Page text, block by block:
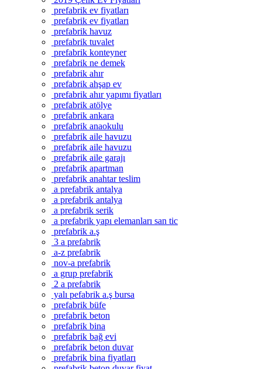
prefabrik ev fiyatları
prefabrik ev fiyatları
prefabrik havuz
prefabrik tuvalet
prefabrik konteyner
prefabrik ne demek
prefabrik ahır
prefabrik ahşap ev
prefabrik ahır yapımı fiyatları
prefabrik atölye
prefabrik ankara
prefabrik anaokulu
prefabrik aile havuzu
prefabrik aile havuzu
prefabrik aile garajı
prefabrik apartman
prefabrik anahtar teslim
a prefabrik antalya
a prefabrik antalya
a prefabrik serik
a prefabrik yapı elemanları san tic
prefabrik a.ş
3 a prefabrik
a-z prefabrik
nov-a prefabrik
a grup prefabrik
2 a prefabrik
yalı pefabrik a.ş bursa
prefabrik büfe
prefabrik beton
prefabrik bina
prefabrik bağ evi
prefabrik beton duvar
prefabrik bina fiyatları